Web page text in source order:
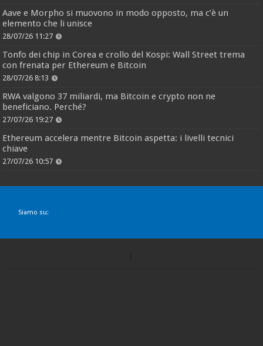
Aave e Morpho si muovono in modo opposto, ma c’è un
elemento che li unisce
28/07/26 11:27
Tonfo dei chip in Corea e crollo del Kospi: Wall Street trema
con frenata per Ethereum e Bitcoin
28/07/26 8:13
RWA valgono 37 miliardi, ma Bitcoin e crypto non ne
beneficiano. Perché?
27/07/26 19:27
Ethereum accelera mentre Bitcoin aspetta: i livelli tecnici
chiave
27/07/26 10:57
Siamo su: